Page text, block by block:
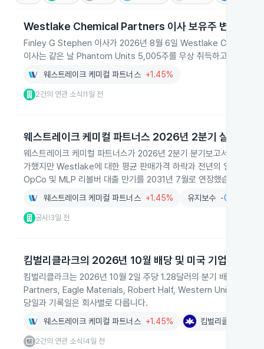
Westlake Chemical Partners 이사 보유주 변동
Finley G Stephen 이사가 2026년 8월 6일 Westlake Chemical
이사는 같은 날 Phantom Units 5,005주를 무상 취득하고 2,502주
웨스트레이크 케미컬 파트너스 +1.45%
2건의 연관 소식 1일 전
웨스트레이크 케미컬 파트너스 2026년 2분기 실적 보고
웨스트레이크 케미컬 파트너스가 2026년 2분기 분기보고서를 제출
가했지만 Westlake에 대한 평균 판매가격 하락과 전년의 일회성 수
OpCo 및 MLP 리볼버 대출 만기를 2031년 7월로 연장했습니다.
웨스트레이크 케미컬 파트너스 +1.45% 유지보수 -0.73%
공시 3일 전
킴벌리클라크의 2026년 10월 배당 및 미국 기업 분기 배
킴벌리클라크는 2026년 10월 2일 주당 1.28달러의 분기 배당금을
Partners, Eagle Materials, Robert Half, Western Union,
당일과 기록일은 회사별로 다릅니다.
웨스트레이크 케미컬 파트너스 +1.45% 킴벌리클라크
2건의 연관 소식 4일 전